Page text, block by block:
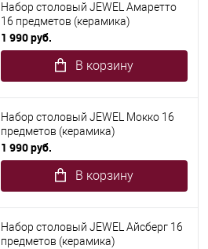
Набор столовый JEWEL Амаретто
16 предметов (керамика)
1 990 руб.
В корзину
Набор столовый JEWEL Мокко 16
предметов (керамика)
1 990 руб.
В корзину
Набор столовый JEWEL Айсберг 16
предметов (керамика)